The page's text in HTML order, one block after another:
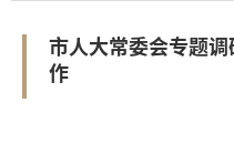
市人大常委会专题
作